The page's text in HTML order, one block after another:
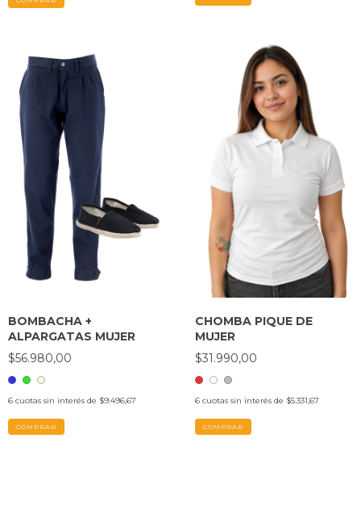
BOMBACHA +
ALPARGATAS MUJER
$56.980,00
6 cuotas sin interés de $9.496,67
COMPRAR
CHOMBA PIQUE DE
MUJER
$31.990,00
6 cuotas sin interés de $5.331,67
COMPRAR